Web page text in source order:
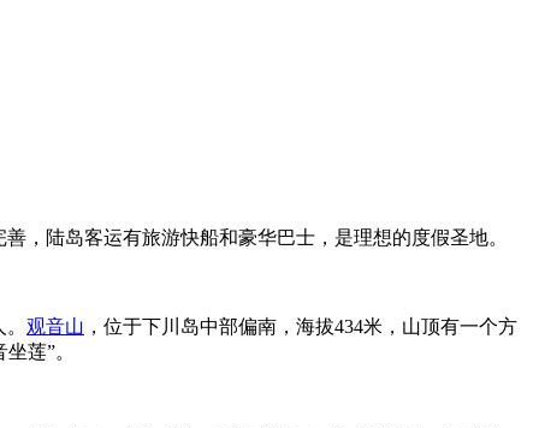
，陆岛客运有旅游快船和豪华巴士，是理想的度假圣地。
观音山 ，位于下川岛中部偏南，海拔434米，山顶有一个方
莲”。